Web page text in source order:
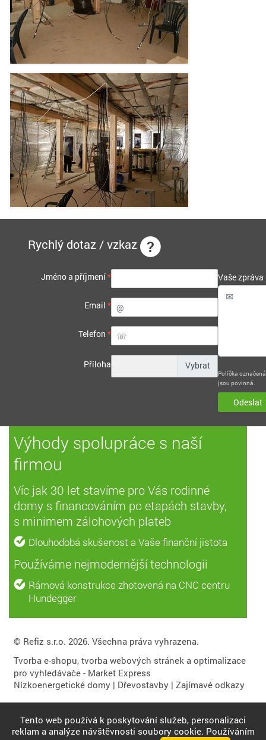
Rychlý dotaz / vzkaz
Jméno a příjmení*
Email *
Telefon *
Příloha
Vaše zpráva
Políčka
jsou povinná.
Odeslat
Výhody spolupráce s naší
firmou
Víc jak 30 let stavíme pro Vás rodinné
domy s financováním po etapách stavby,
s minimem zálohových plateb
Dlouhodobá skušenost a Vaše finanční jistota
Používáme nejmodernější technologii
Rámová konstrukce zhotovená na CNC centru
Hundegger
© Refiz s.r.o. 2026. Všechna práva vyhrazena.
Tvorba e-shopu,tvorba webových stránek aoptimalizace
pro vyhledávače - Market Express
Nízkoenergetické domy | Dřevostavby |Zajímavé odkazy
Tento web používá k poskytování služeb, personalizaci
reklam a analýze návštěvnosti soubory cookie. Používáním